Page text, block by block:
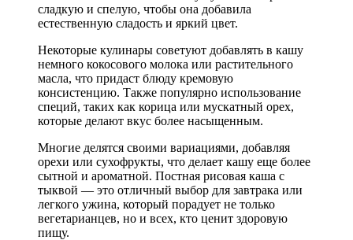
сладкую и спелую, чтобы она добавила
естественную сладость и яркий цвет.
Некоторые кулинары советуют добавлять в кашу
немного кокосового молока или растительного
масла, что придаст блюду кремовую
консистенцию. Также популярно использование
специй, таких как корица или мускатный орех,
которые делают вкус более насыщенным.
Многие делятся своими вариациями, добавляя
орехи или сухофрукты, что делает кашу еще более
сытной и ароматной. Постная рисовая каша с
тыквой — это отличный выбор для завтрака или
легкого ужина, который порадует не только
вегетарианцев, но и всех, кто ценит здоровую
пищу.